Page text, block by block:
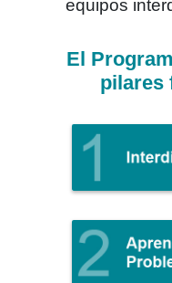
equipos
El
pilares